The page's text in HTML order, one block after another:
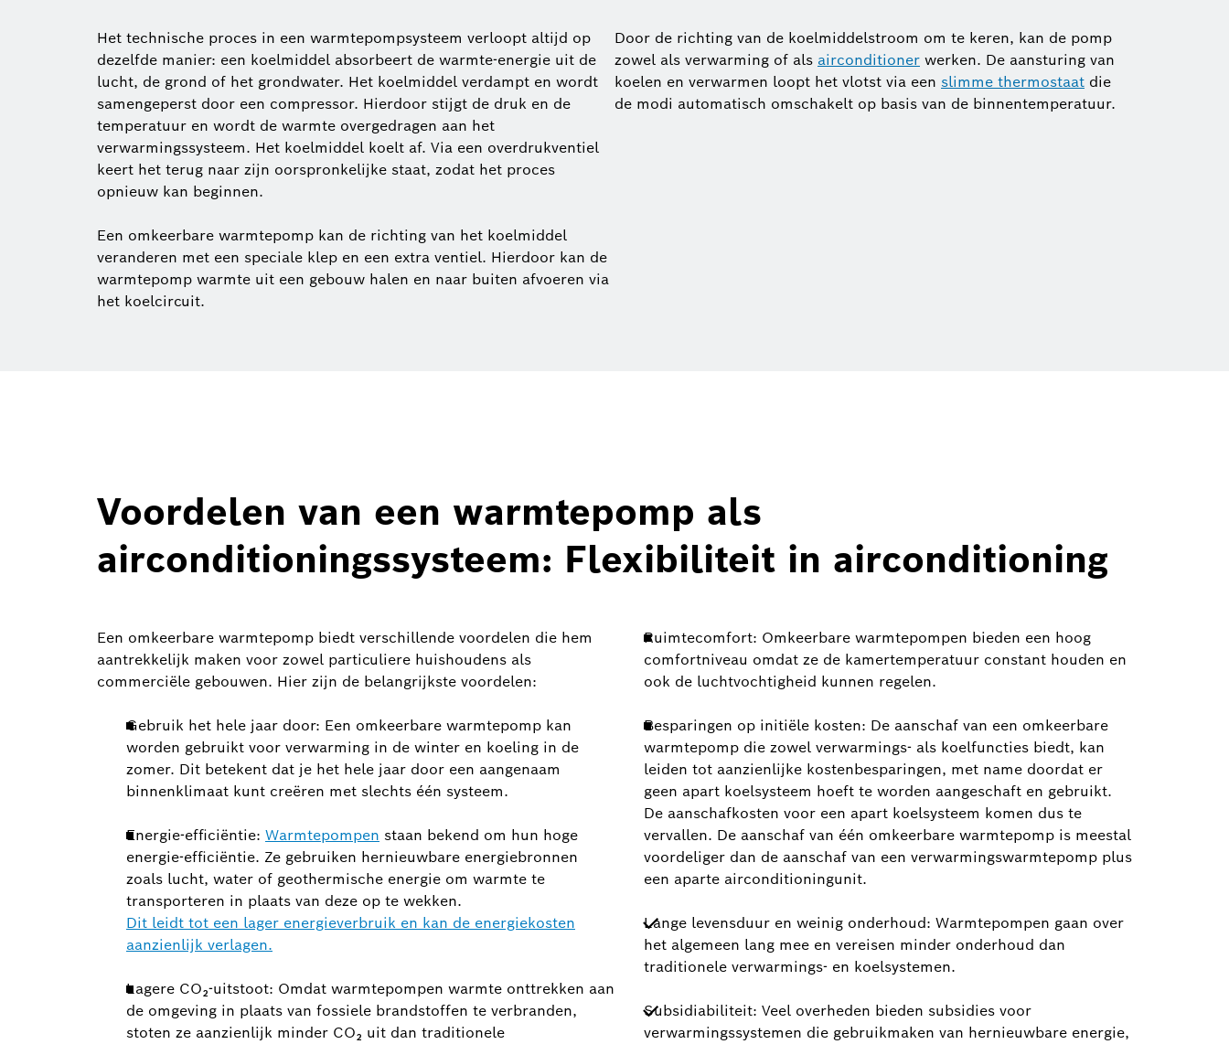
Het technische proces in een warmtepompsysteem verloopt altijd op
dezelfde manier: een koelmiddel absorbeert de warmte-energie uit de
lucht, de grond of het grondwater. Het koelmiddel verdampt en wordt
samengeperst door een compressor. Hierdoor stijgt de druk en de
temperatuur en wordt de warmte overgedragen aan het
verwarmingssysteem. Het koelmiddel koelt af. Via een overdrukventiel
keert het terug naar zijn oorspronkelijke staat, zodat het proces
opnieuw kan beginnen.
Een omkeerbare warmtepomp kan de richting van het koelmiddel
veranderen met een speciale klep en een extra ventiel. Hierdoor kan de
warmtepomp warmte uit een gebouw halen en naar buiten afvoeren via
het koelcircuit.
Door de richting van de koelmiddelstroom om te keren, kan de pomp
zowel als verwarming of als airconditioner werken. De aansturing van
koelen en verwarmen loopt het vlotst via een slimme thermostaat die
de modi automatisch omschakelt op basis van de binnentemperatuur.
Voordelen van een warmtepomp als
airconditioningssysteem: Flexibiliteit in airconditioning
Een omkeerbare warmtepomp biedt verschillende voordelen die hem
aantrekkelijk maken voor zowel particuliere huishoudens als
commerciële gebouwen. Hier zijn de belangrijkste voordelen:
Gebruik het hele jaar door: Een omkeerbare warmtepomp kan
worden gebruikt voor verwarming in de winter en koeling in de
zomer. Dit betekent dat je het hele jaar door een aangenaam
binnenklimaat kunt creëren met slechts één systeem.
Energie-efficiëntie: Warmtepompen staan bekend om hun hoge
energie-efficiëntie. Ze gebruiken hernieuwbare energiebronnen
zoals lucht, water of geothermische energie om warmte te
transporteren in plaats van deze op te wekken.
Dit leidt tot een lager energieverbruik en kan de energiekosten
aanzienlijk verlagen.
Lagere CO₂-uitstoot: Omdat warmtepompen warmte onttrekken aan
de omgeving in plaats van fossiele brandstoffen te verbranden,
stoten ze aanzienlijk minder CO₂ uit dan traditionele
Ruimtecomfort: Omkeerbare warmtepompen bieden een hoog
comfortniveau omdat ze de kamertemperatuur constant houden en
ook de luchtvochtigheid kunnen regelen.
Besparingen op initiële kosten: De aanschaf van een omkeerbare
warmtepomp die zowel verwarmings- als koelfuncties biedt, kan
leiden tot aanzienlijke kostenbesparingen, met name doordat er
geen apart koelsysteem hoeft te worden aangeschaft en gebruikt.
De aanschafkosten voor een apart koelsysteem komen dus te
vervallen. De aanschaf van één omkeerbare warmtepomp is meestal
voordeliger dan de aanschaf van een verwarmingswarmtepomp plus
een aparte airconditioningunit.
Lange levensduur en weinig onderhoud: Warmtepompen gaan over
het algemeen lang mee en vereisen minder onderhoud dan
traditionele verwarmings- en koelsystemen.
Subsidiabiliteit: Veel overheden bieden subsidies voor
verwarmingssystemen die gebruikmaken van hernieuwbare energie,